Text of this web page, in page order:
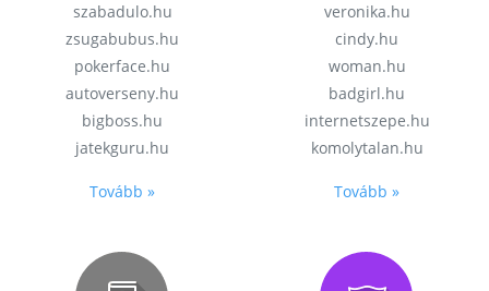
szabadulo.hu
zsugabubus.hu
pokerface.hu
autoverseny.hu
bigboss.hu
jatekguru.hu
Tovább »
veronika.hu
cindy.hu
woman.hu
badgirl.hu
internetszepe.hu
komolytalan.hu
Tovább »